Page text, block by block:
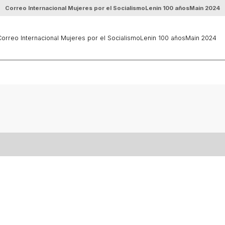
Correo Internacional Mujeres por el SocialismoLenin 100 añosMain 2024
Internacional Mujeres por el SocialismoLenin 100 añosMain 2024